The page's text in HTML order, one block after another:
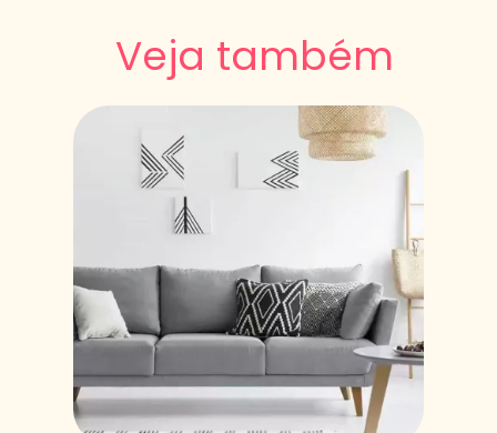
Veja também